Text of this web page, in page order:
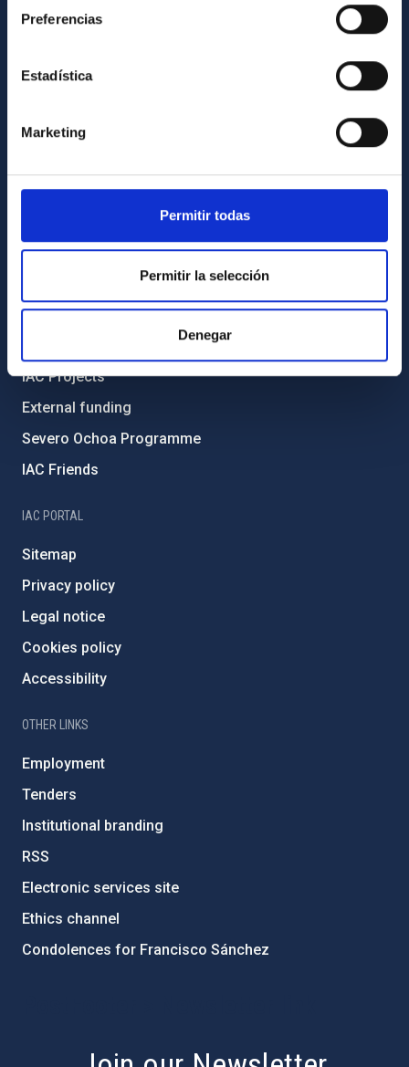
Preferencias
Estadística
Marketing
Permitir todas
Permitir la selección
Denegar
How to get to the IAC
Library
Legislation
Code of ethics and anti-fraud policy
Gender equality and diversity
Environment and Sustainability
IAC Projects
External funding
Severo Ochoa Programme
IAC Friends
IAC PORTAL
Sitemap
Privacy policy
Legal notice
Cookies policy
Accessibility
OTHER LINKS
Employment
Tenders
Institutional branding
RSS
Electronic services site
Ethics channel
Condolences for Francisco Sánchez